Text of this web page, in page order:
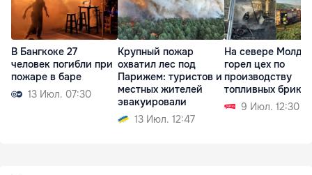
В Бангкоке 27
человек погибли при
пожаре в баре
13 Июл. 07:30
Крупный пожар
охватил лес под
Парижем: туристов и
местных жителей
эвакуировали
13 Июл. 12:47
На севере
горел цех по
производству
топливных
9 Июл. 12:30